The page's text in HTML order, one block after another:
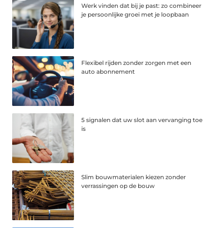
Werk vinden dat bij je past: zo combineer
je persoonlijke groei met je loopbaan
Flexibel rijden zonder zorgen met een
auto abonnement
5 signalen dat uw slot aan vervanging toe
is
Slim bouwmaterialen kiezen zonder
verrassingen op de bouw